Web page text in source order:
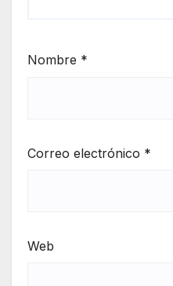
Nombre *
Correo electrónico *
Web